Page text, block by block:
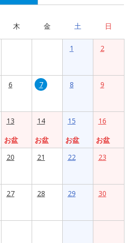
木 金 土 日
1 2
6 7 8 9
13
お盆
14
お盆
15
お盆
16
お盆
20 21 22 23
27 28 29 30